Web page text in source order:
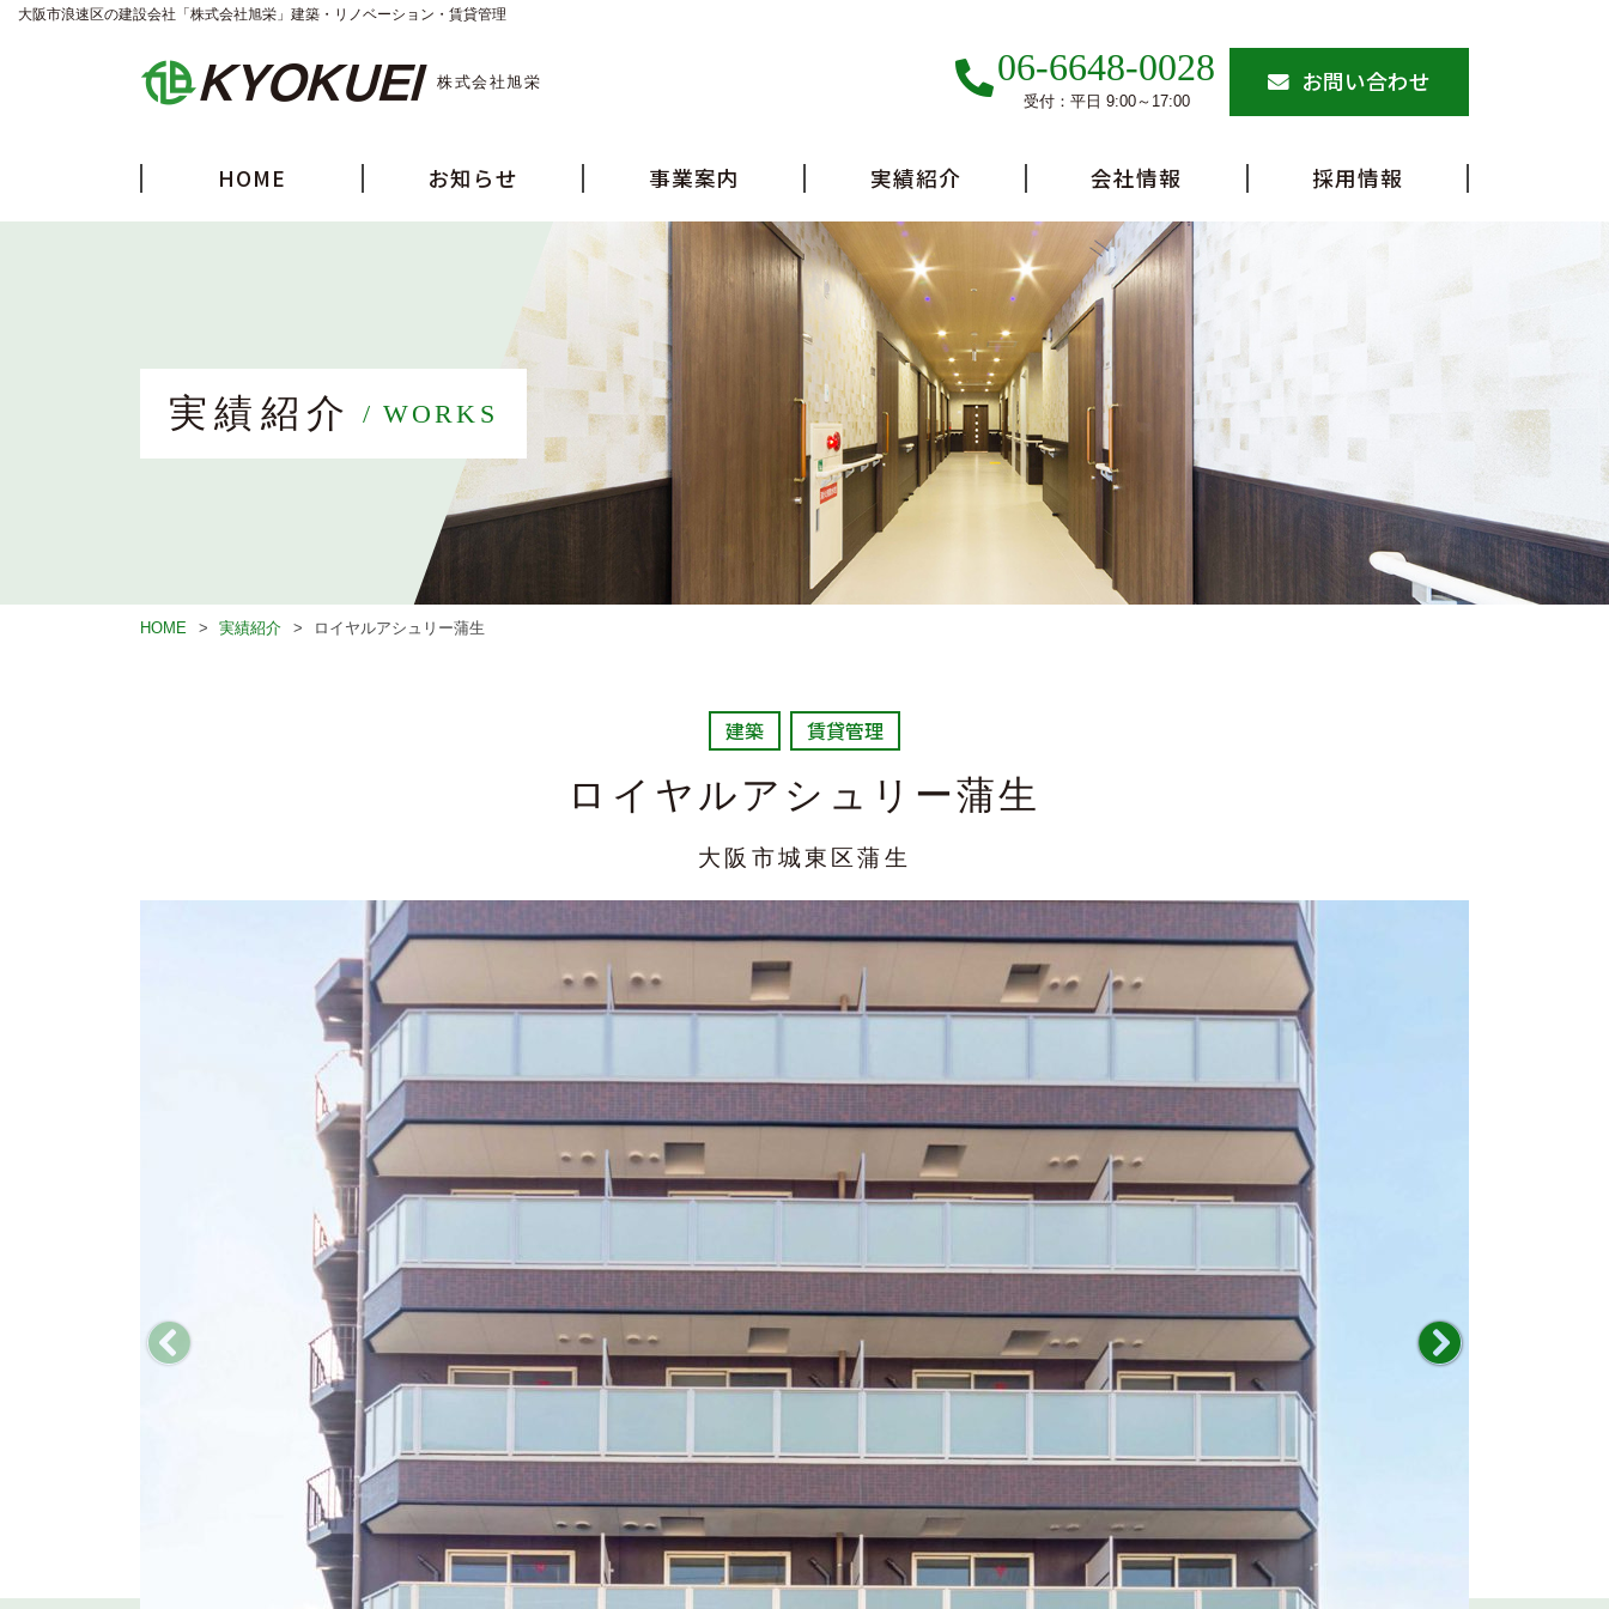
大阪市浪速区の建設会社「株式会社旭栄」建築・リノベーション・賃貸管理
株式会社旭栄 06-6648-0028
受付：平日 9:00～17:00
お問い合わせ
HOME お知らせ 事業案内 実績紹介 会社情報 採用情報
実績紹介 WORKS
HOME 実績紹介 ロイヤルアシュリー蒲生
建築 賃貸管理
ロイヤルアシュリー蒲生
大阪市城東区蒲生